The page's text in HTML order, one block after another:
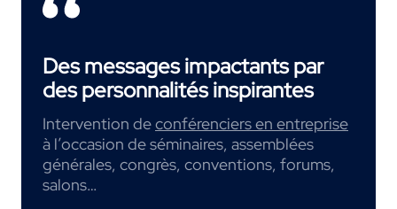
Des messages impactants par
des personnalités inspirantes
Intervention deconférenciers en entreprise
à l’occasion de séminaires, assemblées
générales, congrès, conventions, forums,
salons…